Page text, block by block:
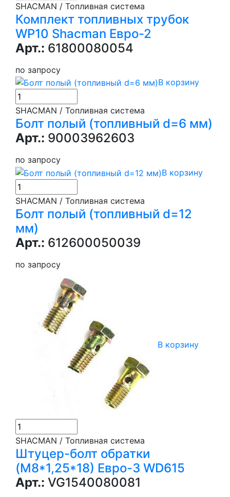
SHACMAN / Топливная система
Комплект топливных трубок
WP10 Shacman Евро-2
Арт.: 61800080054
по запросу
В корзину
SHACMAN / Топливная система
Болт полый (топливный d=6 мм)
Арт.: 90003962603
по запросу
В корзину
SHACMAN / Топливная система
Болт полый (топливный d=12
мм)
Арт.: 612600050039
по запросу
В корзину
SHACMAN / Топливная система
Штуцер-болт обратки
(M8*1,25*18) Евро-3 WD615
Арт.: VG1540080081